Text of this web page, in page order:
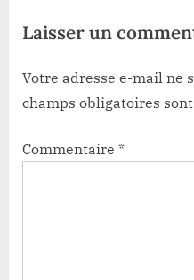
Laisser un
Votre adresse e-mail ne
champs obligatoires
Commentaire *